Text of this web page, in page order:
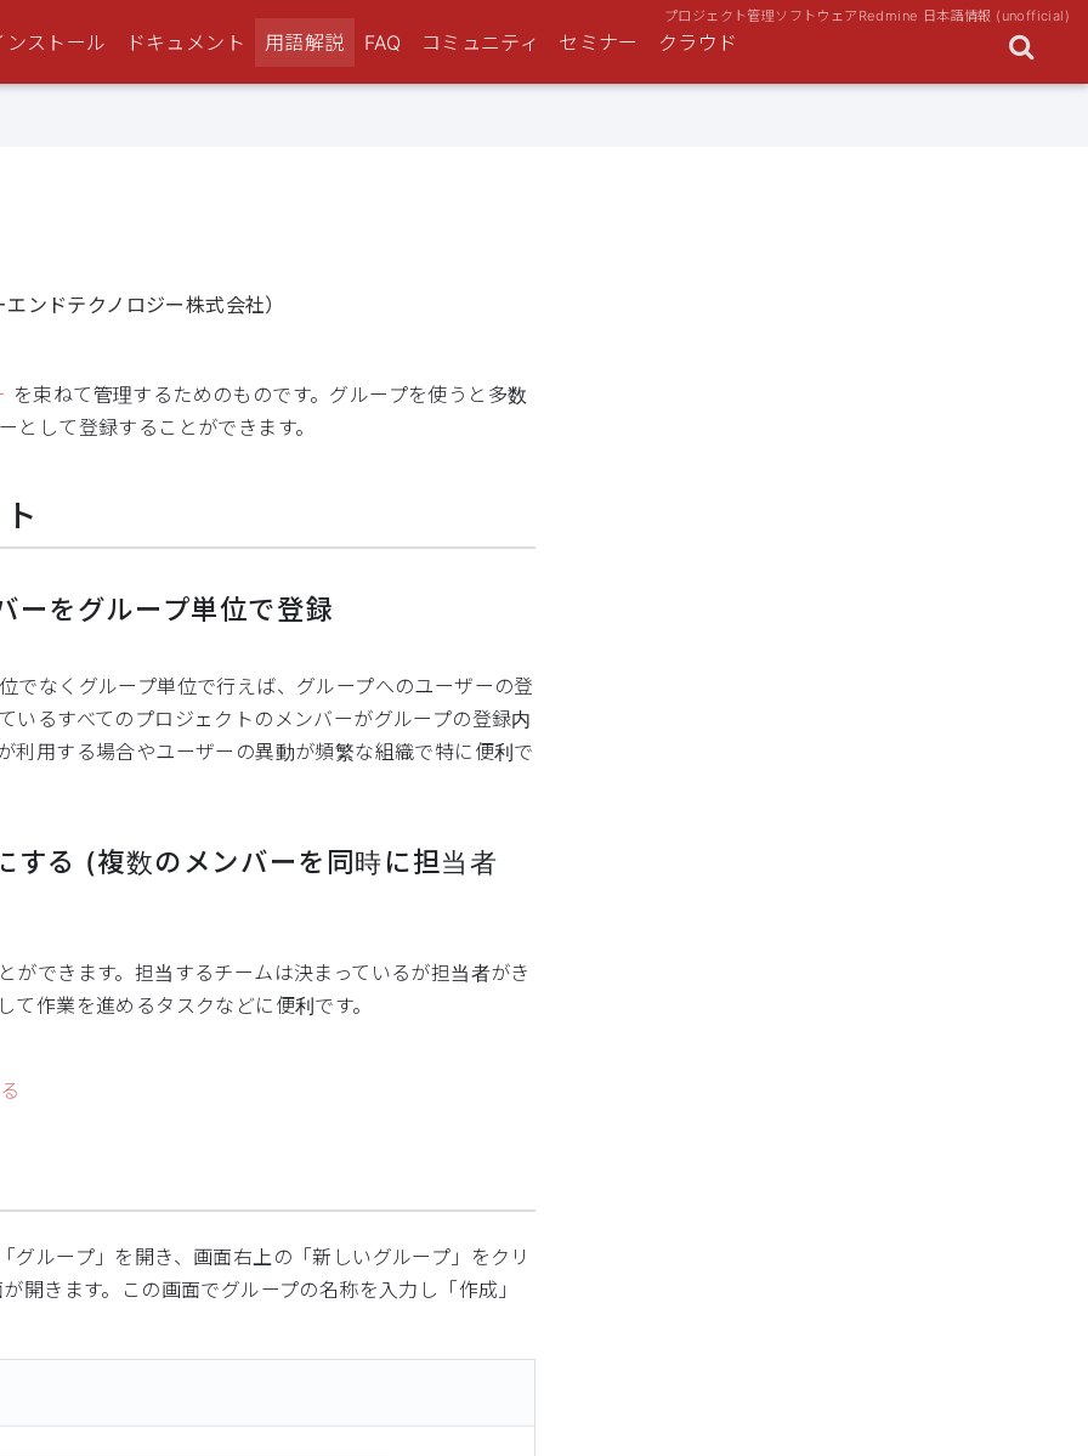
ンストール ドキュメント 用語解説 FAQ コミュニティ セミナー クラウド
プロジェクト管理ソフトウェアRedmine 日本語情報 (unofficial)
ンドテクノロジー株式会社）
を束ねて管理するためのものです。グループを使うと多数
して登録することができます。
ーをグループ単位で登録
でなくグループ単位で行えば、グループへのユーザーの登
いるすべてのプロジェクトのメンバーがグループの登録内
利用する場合やユーザーの異動が頻繁な組織で特に便利で
する (複数のメンバーを同時に担当者
ができます。担当するチームは決まっているが担当者がき
作業を進めるタスクなどに便利です。
ループ」を開き、画面右上の「新しいグループ」をクリ
開きます。この画面でグループの名称を入力し「作成」